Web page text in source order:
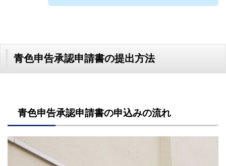
青色申告承認申請書の提出方法
青色申告承認申請書の申込みの流れ